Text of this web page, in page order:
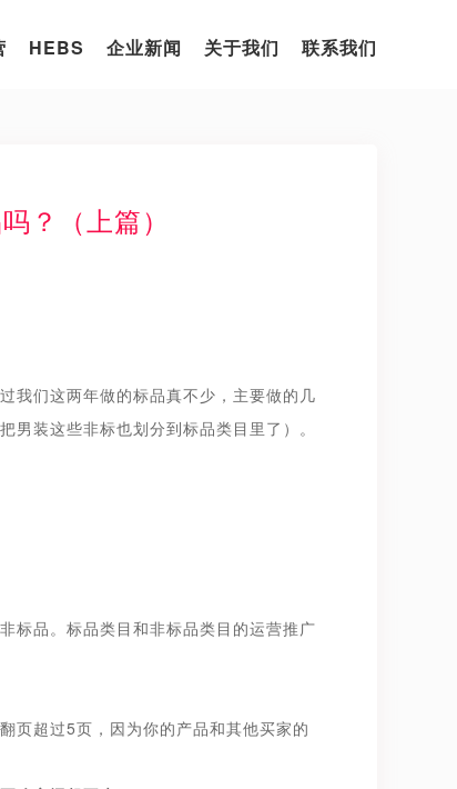
HEBS 企业新闻 关于我们 联系我们
？（上篇）
我们这两年做的标品真不少，主要做的几
装这些非标也划分到标品类目里了）。
标品。标品类目和非标品类目的运营推广
页超过5页，因为你的产品和其他买家的